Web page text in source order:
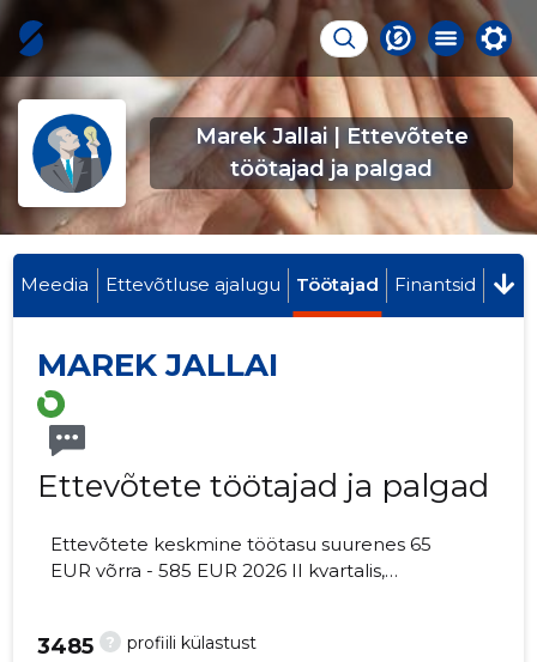
Marek Jallai | Ettevõtete
töötajad ja palgad
Meedia Ettevõtluse ajalugu Töötajad Finantsid
MAREK JALLAI
Ettevõtete töötajad ja palgad
Ettevõtete keskmine töötasu suurenes 65
EUR võrra - 585 EUR 2026 II kvartalis,
? profiili külastust
3485